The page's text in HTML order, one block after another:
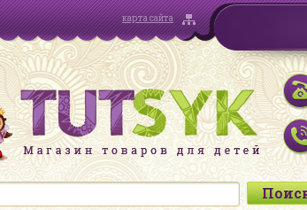
карта сайта